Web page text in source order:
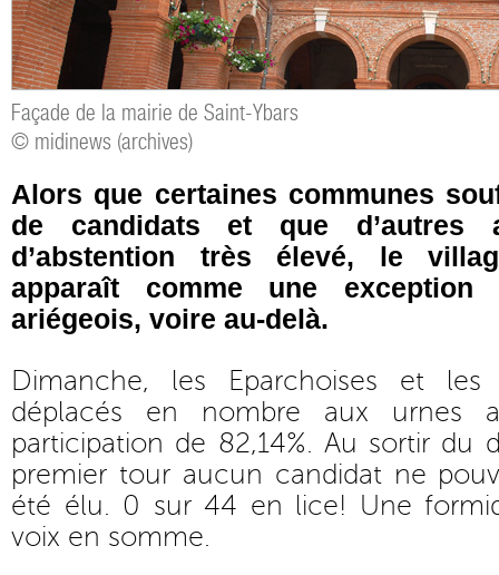
Façade de la mairie de Saint-Ybars
© midinews (archives)
Alors que certaines communes
de candidats et que d’autres
d’abstention très élevé, le
apparaît comme une
ariégeois, voire au-delà.
Dimanche, les Eparchoises et
déplacés en nombre aux urnes
participation de 82,14%. Au sortir du
premier tour aucun candidat ne
été élu. 0 sur 44 en lice! Une
voix en somme.